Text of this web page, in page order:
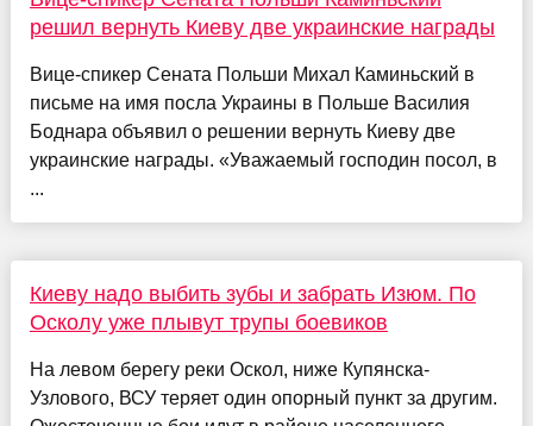
решил вернуть Киеву две украинские награды
Вице-спикер Сената Польши Михал Каминьский в
письме на имя посла Украины в Польше Василия
Боднара объявил о решении вернуть Киеву две
украинские награды. «Уважаемый господин посол, в
...
Киеву надо выбить зубы и забрать Изюм. По
Осколу уже плывут трупы боевиков
На левом берегу реки Оскол, ниже Купянска-
Узлового, ВСУ теряет один опорный пункт за другим.